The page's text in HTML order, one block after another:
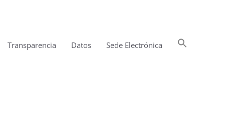
Transparencia Datos Sede Electrónica